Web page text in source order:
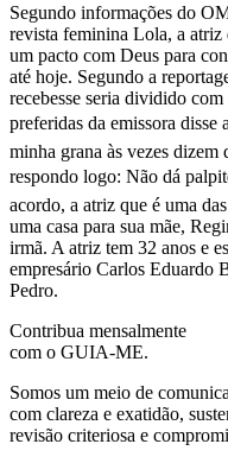
Segundo informações do
revista feminina Lola, a atriz
um pacto com Deus para
até hoje. Segundo a
recebesse seria dividido
preferidas da emissora disse
minha grana às vezes dizem
respondo logo: Não dá
acordo, a atriz que é uma
uma casa para sua mãe,
irmã. A atriz tem 32 anos e
empresário Carlos Eduardo
Pedro.
Contribua mensalmente
com o GUIA-ME.
Somos um meio de
com clareza e exatidão,
revisão criteriosa e